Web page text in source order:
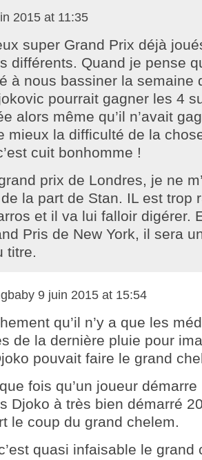
2015 at 11:35
super Grand Prix déjà
différents. Quand je pense
à nous bassiner la semaine
pourrait gagner les 4
alors même qu’il n’avait
mieux la difficulté de la
cuit bonhomme !
prix de Londres, je ne
la part de Stan. IL est trop
et il va lui falloir digérer.
Pris de New York, il sera
titre.
9 juin 2015 at 15:54
qu’il n’y a que les
de la dernière pluie pour
pouvait faire le grand
fois qu’un joueur
Djoko à très bien démarré
le coup du grand chelem.
quasi infaisable le grand